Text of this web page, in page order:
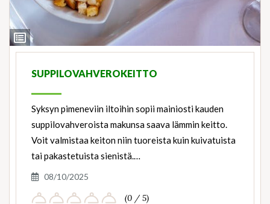
View
Ingredients
SUPPILOVAHVEROKEITTO
Syksyn pimeneviin iltoihin sopii mainiosti kauden
suppilovahveroista makunsa saava lämmin keitto.
Voit valmistaa keiton niin tuoreista kuin kuivatuista
tai pakastetuista sienistä.…
08/10/2025
(0 / 5)